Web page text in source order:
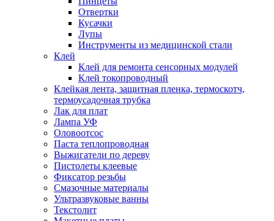
Отвертки
Кусачки
Лупы
Инструменты из медицинской стали
Клей
Клей для ремонта сенсорных модулей
Клей токопроводный
Клейкая лента, защитная пленка, термоскотч,
термоусадочная трубка
Лак для плат
Лампа УФ
Оловоотсос
Паста теплопроводная
Выжигатели по дереву
Пистолеты клеевые
Фиксатор резьбы
Смазочные материалы
Ультразвуковые ванны
Текстолит